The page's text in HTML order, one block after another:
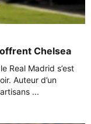
Chelsea
Real Madrid s’est
Auteur d’un
...